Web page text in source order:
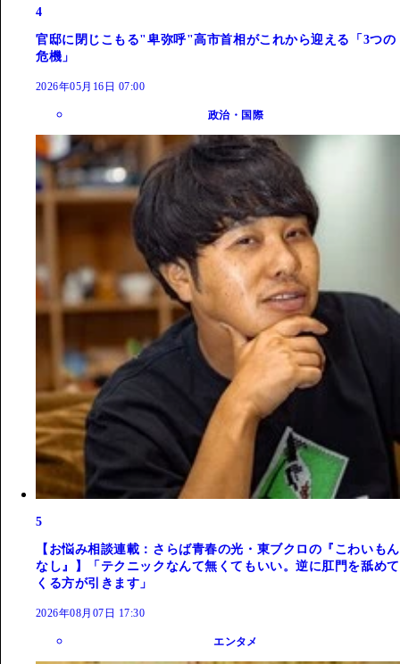
4
官邸に閉じこもる"卑弥呼"高市首相がこれから迎える「3つの
危機」
2026年05月16日 07:00
政治・国際
5
【お悩み相談連載：さらば青春の光・東ブクロの『こわいもん
なし』】「テクニックなんて無くてもいい。逆に肛門を舐めて
くる方が引きます」
2026年08月07日 17:30
エンタメ